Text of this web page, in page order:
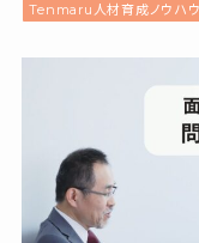
Tenmaru人材育成ノウハウ